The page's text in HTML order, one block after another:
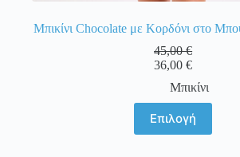
Μπικίνι Chocolate με Κορδόνι στο
45,00€
36,00€
Μπικίνι
Επιλογή
το
προϊόν